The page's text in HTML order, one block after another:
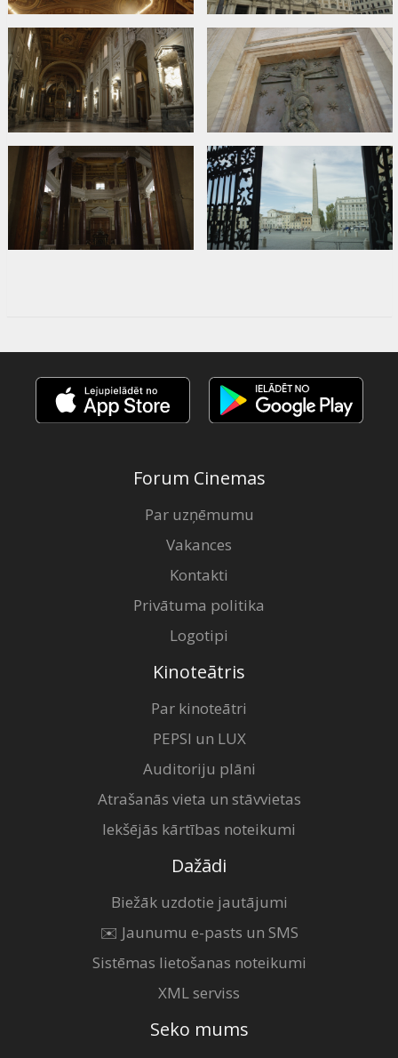
Forum Cinemas
Par uzņēmumu
Vakances
Kontakti
Privātuma politika
Logotipi
Kinoteātris
Par kinoteātri
PEPSI un LUX
Auditoriju plāni
Atrašanās vieta un stāvvietas
Iekšējās kārtības noteikumi
Dažādi
Biežāk uzdotie jautājumi
✉️ Jaunumu e-pasts un SMS
Sistēmas lietošanas noteikumi
XML serviss
Seko mums